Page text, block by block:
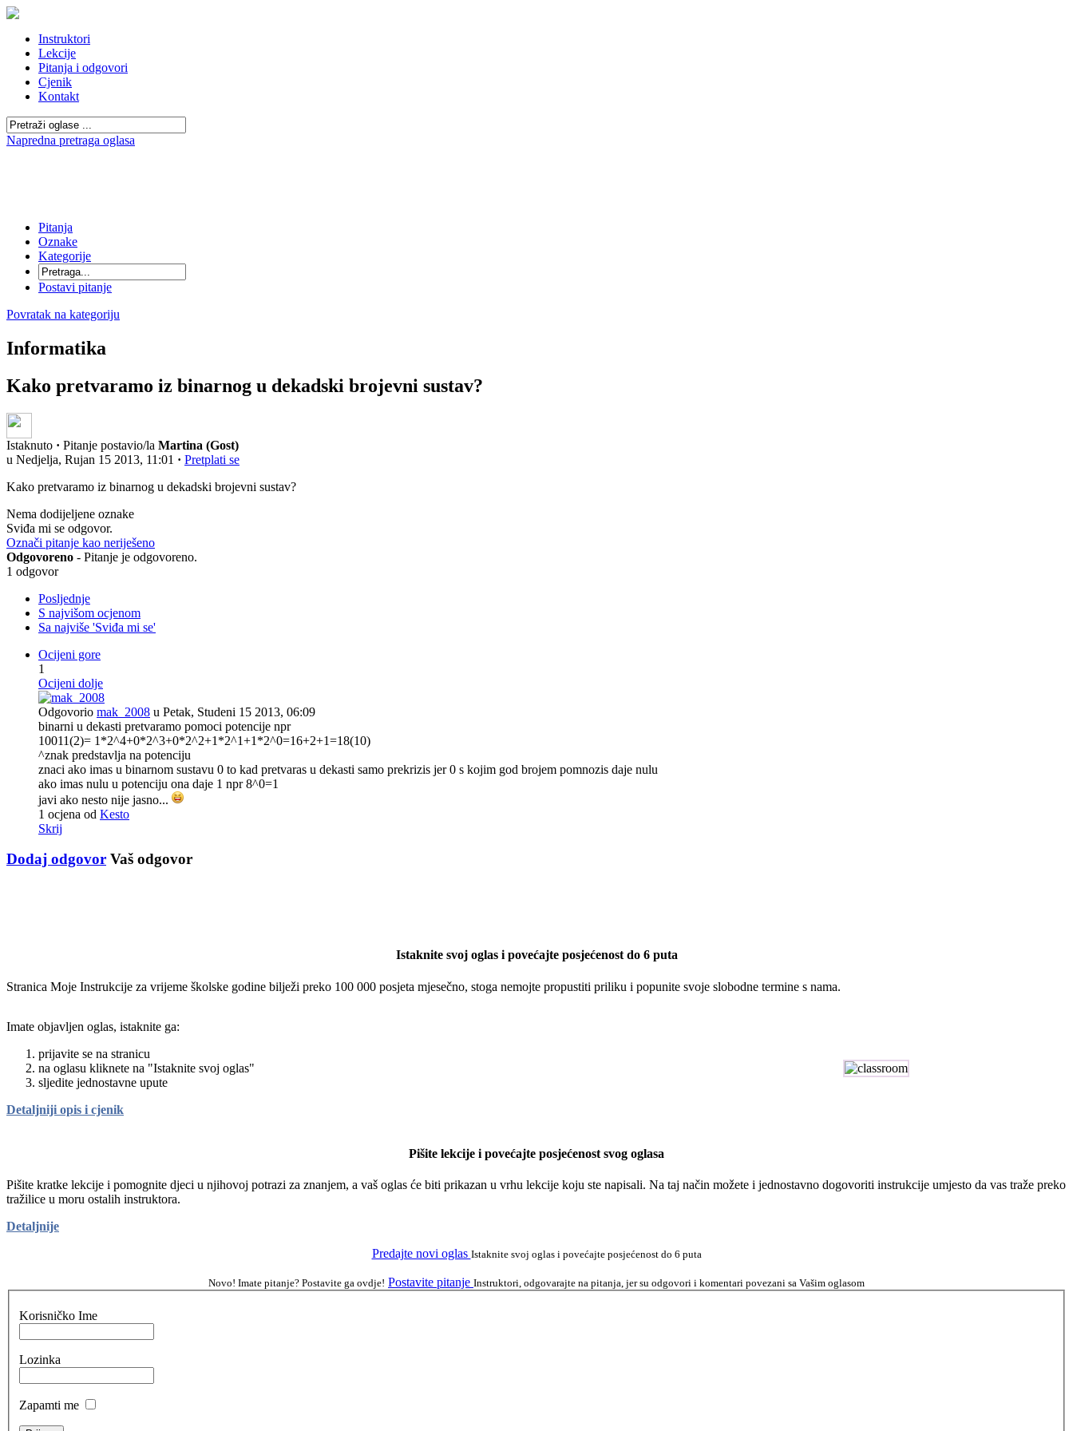
Instruktori
Lekcije
Pitanja i odgovori
Cjenik
Kontakt
Napredna pretraga oglasa
Pitanja
Oznake
Kategorije
Postavi pitanje
Povratak na kategoriju
Informatika
Kako pretvaramo iz binarnog u dekadski brojevni sustav?
Istaknuto · Pitanje postavio/la Martina (Gost)
u Nedjelja, Rujan 15 2013, 11:01 · Pretplati se
Kako pretvaramo iz binarnog u dekadski brojevni sustav?
Nema dodijeljene oznake
Sviđa mi se odgovor.
Označi pitanje kao neriješeno
Odgovoreno - Pitanje je odgovoreno.
1 odgovor
Posljednje
S najvišom ocjenom
Sa najviše 'Sviđa mi se'
Ocijeni gore
1
Ocijeni dolje
Odgovorio mak_2008 u Petak, Studeni 15 2013, 06:09
binarni u dekasti pretvaramo pomoci potencije npr
10011(2)= 1*2^4+0*2^3+0*2^2+1*2^1+1*2^0=16+2+1=18(10)
^znak predstavlja na potenciju
znaci ako imas u binarnom sustavu 0 to kad pretvaras u dekasti samo prekrizis jer 0 s kojim god brojem pomnozis daje nulu
ako imas nulu u potenciju ona daje 1 npr 8^0=1
javi ako nesto nije jasno...
1 ocjena od Kesto
Skrij
Dodaj odgovor Vaš odgovor
Istaknite svoj oglas i povećajte posjećenost do 6 puta
Stranica Moje Instrukcije za vrijeme školske godine bilježi preko 100 000 posjeta mjesečno, stoga nemojte propustiti priliku i popunite svoje slobodne termine s nama.
Imate objavljen oglas, istaknite ga:
prijavite se na stranicu
na oglasu kliknete na "Istaknite svoj oglas"
sljedite jednostavne upute
Detaljniji opis i cjenik
Pišite lekcije i povećajte posjećenost svog oglasa
Pišite kratke lekcije i pomognite djeci u njihovoj potrazi za znanjem, a vaš oglas će biti prikazan u vrhu lekcije koju ste napisali. Na taj način možete i jednostavno dogovoriti instrukcije umjesto da vas traže preko
tražilice u moru ostalih instruktora.
Detaljnije
Predajte novi oglas Istaknite svoj oglas i povećajte posjećenost do 6 puta
Novo! Imate pitanje? Postavite ga ovdje! Postavite pitanje Instruktori, odgovarajte na pitanja, jer su odgovori i komentari povezani sa Vašim oglasom
Korisničko Ime
Lozinka
Zapamti me